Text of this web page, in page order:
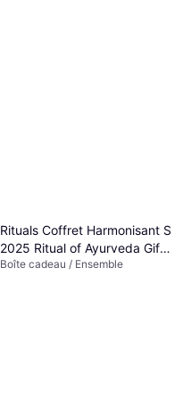
Rituals Coffret Harmonisant S
2025 Ritual of Ayurveda Gift
Set
Boîte cadeau / Ensemble